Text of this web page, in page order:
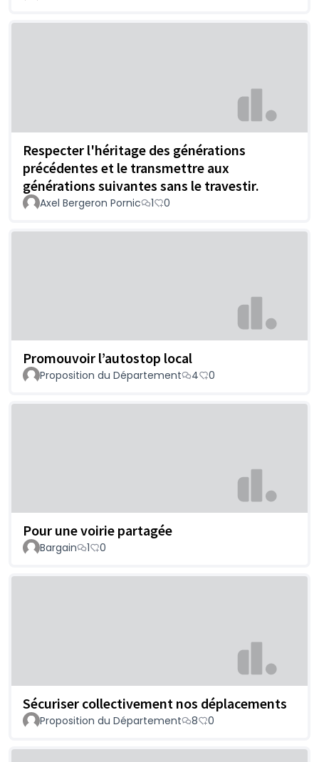
Respecter l'héritage des générations
précédentes et le transmettre aux
générations suivantes sans le travestir.
Axel Bergeron Pornic 1 0
Promouvoir l’autostop local
Proposition du Département 4 0
Pour une voirie partagée
Bargain 1 0
Sécuriser collectivement nos déplacements
Proposition du Département 8 0